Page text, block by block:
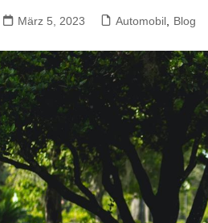
März 5, 2023 Automobil Blog